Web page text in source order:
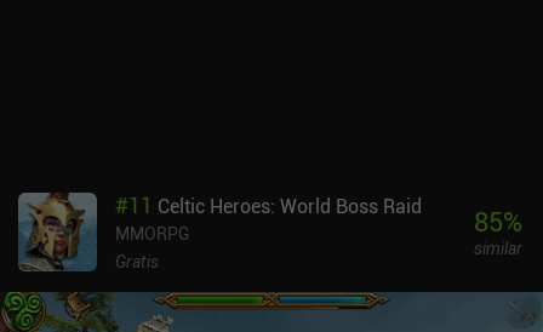
#11 Celtic Heroes: World Boss Raid
MMORPG
Gratis
85%
similar